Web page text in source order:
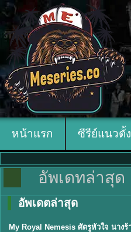
หน้าแรก ซีรีย์แนวตั้ง
อัพเดทล่าสุด
อัพเดตล่าสุด
★ 8.9
ซับไทย